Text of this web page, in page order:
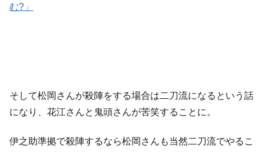
む?」
そして松岡さんが殺陣をする場合は二刀流になるという話
になり、花江さんと鬼頭さんが苦笑することに。
伊之助準拠で殺陣するなら松岡さんも当然二刀流でやるこ